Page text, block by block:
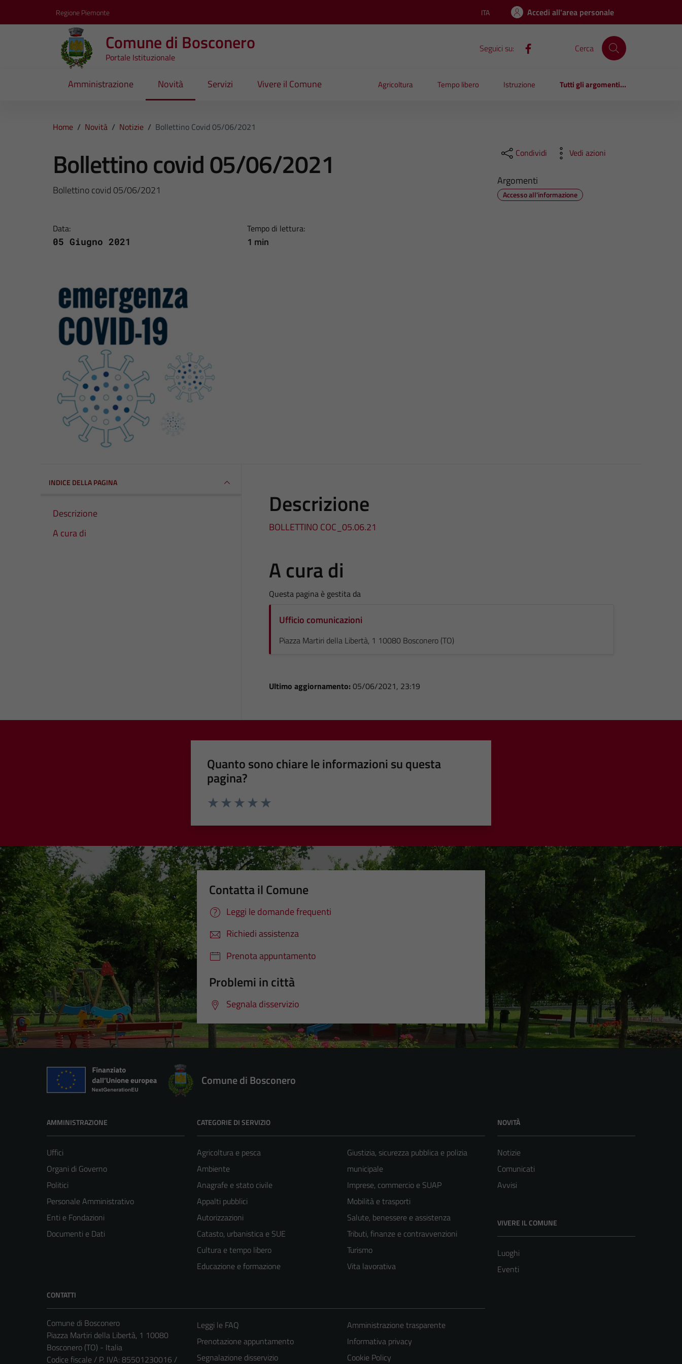
Regione Piemonte Lingua attiva:
ITA Accedi all'area personale
Comune di Bosconero
Portale Istituzionale
Seguici su: Cerca
Amministrazione Novità Servizi Vivere il Comune Agricoltura Tempo libero Istruzione Tutti gli argomenti...
Home / Novità / Notizie / Bollettino Covid 05/06/2021
Bollettino covid 05/06/2021
Bollettino covid 05/06/2021
Data:
05 Giugno 2021
Tempo di lettura:
1 min
Condividi Vedi azioni
Argomenti
Accesso all'informazione
INDICE DELLA PAGINA
Descrizione
A cura di
Descrizione
BOLLETTINO COC_05.06.21
A cura di
Questa pagina è gestita da
Ufficio comunicazioni
Piazza Martiri della Libertà, 1 10080 Bosconero (TO)
Ultimo aggiornamento: 05/06/2021, 23:19
Quanto sono chiare le informazioni su questa
pagina?
Contatta il Comune
Leggi le domande frequenti
Richiedi assistenza
Prenota appuntamento
Problemi in città
Segnala disservizio
Comune di Bosconero
AMMINISTRAZIONE
Uffici
Organi di Governo
Politici
Personale Amministrativo
Enti e Fondazioni
Documenti e Dati
CATEGORIE DI SERVIZIO
Agricoltura e pesca
Ambiente
Anagrafe e stato civile
Appalti pubblici
Autorizzazioni
Catasto, urbanistica e SUE
Cultura e tempo libero
Educazione e formazione
Giustizia, sicurezza pubblica e polizia
municipale
Imprese, commercio e SUAP
Mobilità e trasporti
Salute, benessere e assistenza
Tributi, finanze e contravvenzioni
Turismo
Vita lavorativa
NOVITÀ
Notizie
Comunicati
Avvisi
VIVERE IL COMUNE
Luoghi
Eventi
CONTATTI
Comune di Bosconero
Piazza Martiri della Libertà, 1 10080
Bosconero (TO) - Italia
Codice fiscale / P. IVA: 85501230016 /
Leggi le FAQ
Prenotazione appuntamento
Segnalazione disservizio
Amministrazione trasparente
Informativa privacy
Cookie Policy